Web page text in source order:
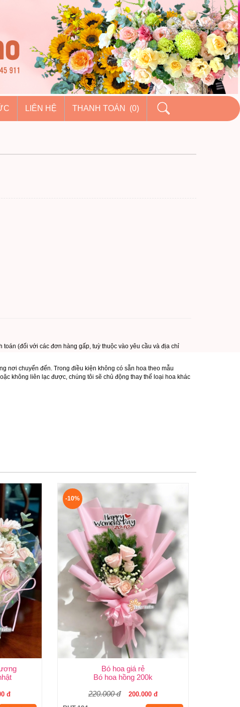
LIÊN HỆ THANH TOÁN (0)
(đối với các đơn hàng gấp, tuỳ thuộc vào yêu cầu và địa chỉ
nơi chuyển đến. Trong điều kiện không có sẵn hoa theo mẫu
không liên lạc được, chúng tôi sẽ chủ động thay thế loại hoa khác
đ
-10%
Bó hoa giá rẻ
Bó hoa hồng 200k
220.000 đ
200.000 đ